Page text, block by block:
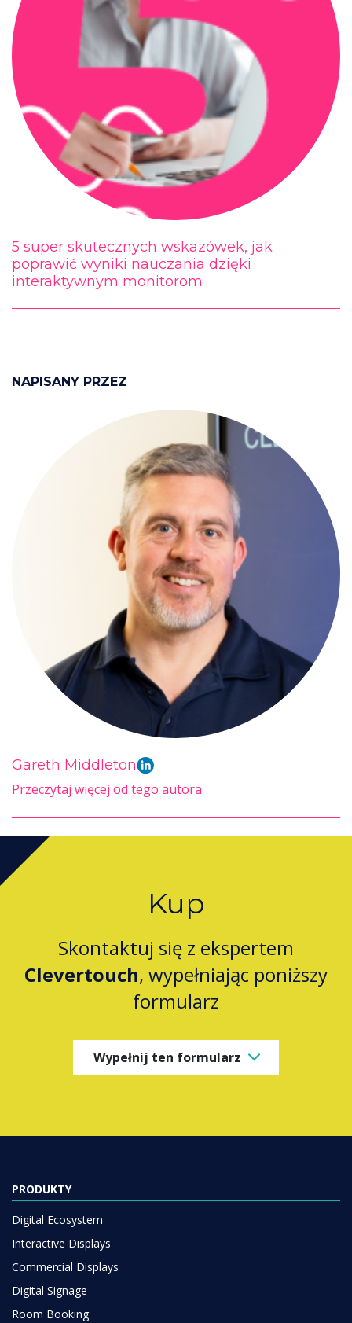
NAPISANY PRZEZ
Gareth Middleton
Przeczytaj więcej od tego autora
5 super skutecznych wskazówek, jak
poprawić wyniki nauczania dzięki
interaktywnym monitorom
Kup
Skontaktuj się z ekspertem
Clevertouch, wypełniając poniższy
formularz
Wypełnij ten formularz
PRODUKTY
Digital Ecosystem
Interactive Displays
Commercial Displays
Digital Signage
Room Booking